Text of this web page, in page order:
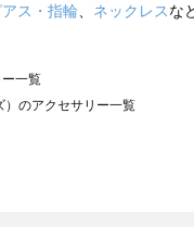
アス・指輪 ネックレスな
一覧
のアクセサリー一覧
スモス）のアクセサリー一覧